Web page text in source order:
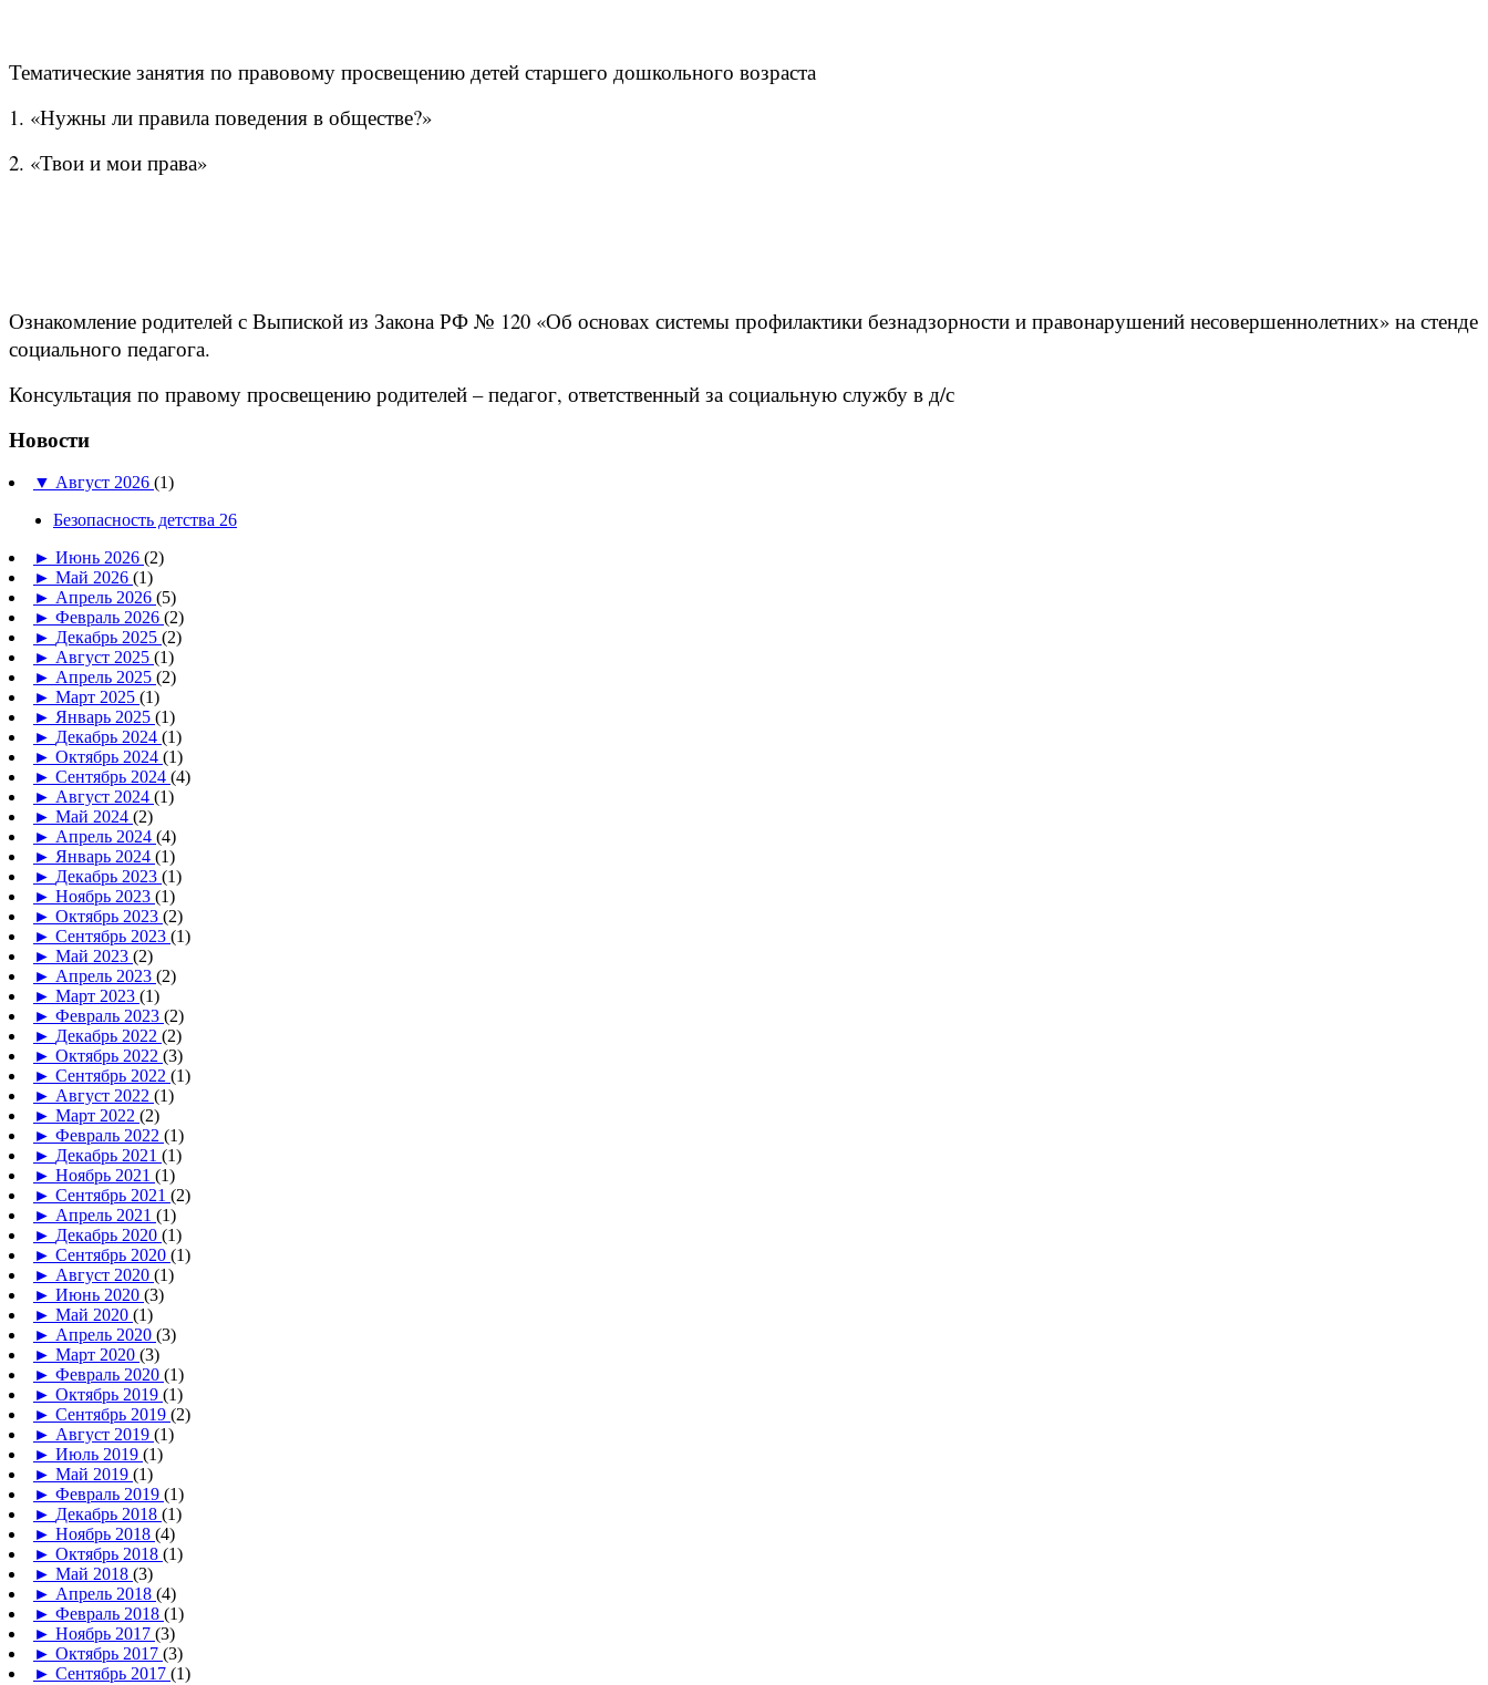
Тематические занятия по правовому просвещению детей старшего дошкольного возраста
1. «Нужны ли правила поведения в обществе?»
2. «Твои и мои права»
Ознакомление родителей с Выпиской из Закона РФ № 120 «Об основах системы профилактики безнадзорности и правонарушений несовершеннолетних» на стенде
социального педагога.
Консультация по правому просвещению родителей – педагог, ответственный за социальную службу в д/с
Новости
▼ Август 2026 (1)
Безопасность детства 26
► Июнь 2026 (2)
► Май 2026 (1)
► Апрель 2026 (5)
► Февраль 2026 (2)
► Декабрь 2025 (2)
► Август 2025 (1)
► Апрель 2025 (2)
► Март 2025 (1)
► Январь 2025 (1)
► Декабрь 2024 (1)
► Октябрь 2024 (1)
► Сентябрь 2024 (4)
► Август 2024 (1)
► Май 2024 (2)
► Апрель 2024 (4)
► Январь 2024 (1)
► Декабрь 2023 (1)
► Ноябрь 2023 (1)
► Октябрь 2023 (2)
► Сентябрь 2023 (1)
► Май 2023 (2)
► Апрель 2023 (2)
► Март 2023 (1)
► Февраль 2023 (2)
► Декабрь 2022 (2)
► Октябрь 2022 (3)
► Сентябрь 2022 (1)
► Август 2022 (1)
► Март 2022 (2)
► Февраль 2022 (1)
► Декабрь 2021 (1)
► Ноябрь 2021 (1)
► Сентябрь 2021 (2)
► Апрель 2021 (1)
► Декабрь 2020 (1)
► Сентябрь 2020 (1)
► Август 2020 (1)
► Июнь 2020 (3)
► Май 2020 (1)
► Апрель 2020 (3)
► Март 2020 (3)
► Февраль 2020 (1)
► Октябрь 2019 (1)
► Сентябрь 2019 (2)
► Август 2019 (1)
► Июль 2019 (1)
► Май 2019 (1)
► Февраль 2019 (1)
► Декабрь 2018 (1)
► Ноябрь 2018 (4)
► Октябрь 2018 (1)
► Май 2018 (3)
► Апрель 2018 (4)
► Февраль 2018 (1)
► Ноябрь 2017 (3)
► Октябрь 2017 (3)
► Сентябрь 2017 (1)